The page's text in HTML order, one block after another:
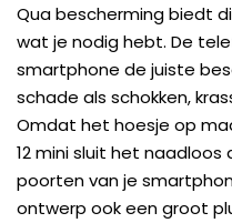
Qua bescherming biedt
wat je nodig hebt. De
smartphone de juiste
schade als schokken,
Omdat het hoesje op
12 mini sluit het
poorten van je
ontwerp ook een groot